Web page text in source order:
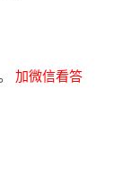
加微信看答